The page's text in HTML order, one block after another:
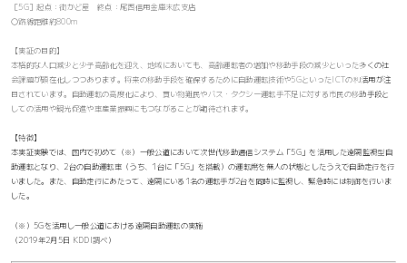
［5G］起点：街かど屋 終点：尾西信用金庫末広支店
〇路線距離約800m
【実証の目的】
本格的な人口減少と少子高齢化を迎え、地域においても、高齢運転者の増加や移動手段の減少といった多くの社
会課題が顕在化しつつあります。将来の移動手段を確保するために自動運転技術や5GといったICTの利活用が注
目されています。自動運転の高度化により、買い物難民やバス・タクシー運転手不足に対する市民の移動手段と
しての活用や観光促進や車産業振興にもつながることが期待されます。
【特徴】
本実証実験では、国内で初めて（※）一般公道において次世代移動通信システム「5G」を活用した遠隔監視型自
動運転となり、2台の自動運転車（うち、1台に「5G」を搭載）の運転席を無人の状態としたうえで自動走行を行
いました。また、自動走行にあたって、遠隔にいる1名の運転手が2台を同時に監視し、緊急時には制御を行いま
した。
（※）5Gを活用し一般公道における遠隔自動運転の実施
（2019年2月5日 KDDI調べ）